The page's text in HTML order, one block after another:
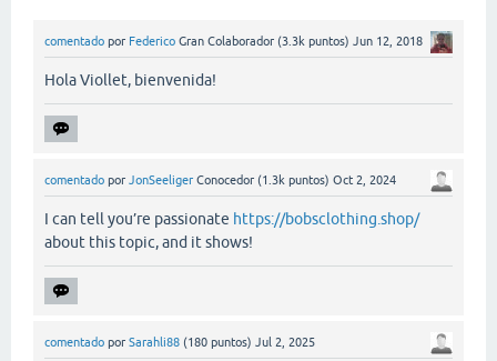
comentado por Federico Gran Colaborador (3.3k puntos) Jun 12, 2018
Hola Viollet, bienvenida!
comentado por JonSeeliger Conocedor (1.3k puntos) Oct 2, 2024
I can tell you’re passionate https://bobsclothing.shop/
about this topic, and it shows!
comentado por Sarahli88 (180 puntos) Jul 2, 2025